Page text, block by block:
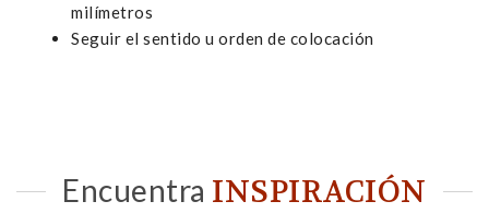
milímetros
Seguir el sentido u orden de colocación
Encuentra INSPIRACIÓN